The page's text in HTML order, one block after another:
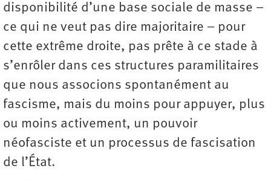
disponibilité d’une base sociale de masse –
ce qui ne veut pas dire majoritaire – pour
cette extrême droite, pas prête à ce stade à
s’enrôler dans ces structures paramilitaires
que nous associons spontanément au
fascisme, mais du moins pour appuyer, plus
ou moins activement, un pouvoir
néofasciste et un processus de fascisation
de l’État.